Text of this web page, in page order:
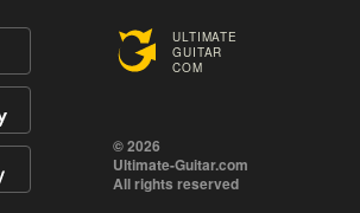
ULTIMATE
GUITAR
COM
© 2026
Ultimate-Guitar.com
All rights reserved